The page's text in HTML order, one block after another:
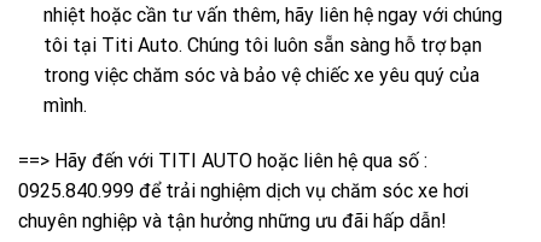
nhiệt hoặc cần tư vấn thêm, hãy liên hệ ngay với chúng
tôi tại Titi Auto. Chúng tôi luôn sẵn sàng hỗ trợ bạn
trong việc chăm sóc và bảo vệ chiếc xe yêu quý của
mình.
==> Hãy đến với TITI AUTO hoặc liên hệ qua số :
0925.840.999 để trải nghiệm dịch vụ chăm sóc xe hơi
chuyên nghiệp và tận hưởng những ưu đãi hấp dẫn!